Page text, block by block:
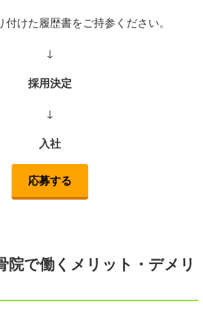
けた履歴書をご持参ください。
↓
採用決定
↓
入社
応募する
院で働くメリット・デメリ